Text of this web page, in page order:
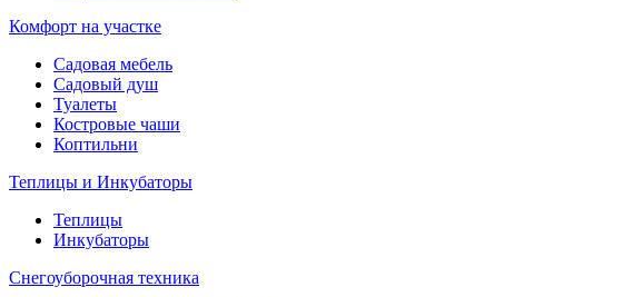
Комфорт на участке
Садовая мебель
Садовый душ
Туалеты
Костровые чаши
Коптильни
Теплицы и Инкубаторы
Теплицы
Инкубаторы
Снегоуборочная техника